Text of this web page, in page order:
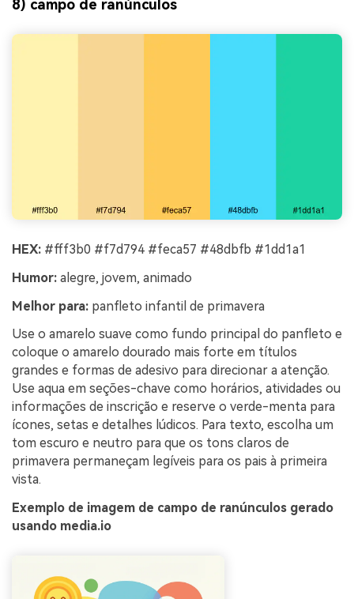
8) campo de ranúnculos
HEX: #fff3b0 #f7d794 #feca57 #48dbfb #1dd1a1
Humor: alegre, jovem, animado
Melhor para: panfleto infantil de primavera
Use o amarelo suave como fundo principal do panfleto e
coloque o amarelo dourado mais forte em títulos
grandes e formas de adesivo para direcionar a atenção.
Use aqua em seções-chave como horários, atividades ou
informações de inscrição e reserve o verde-menta para
ícones, setas e detalhes lúdicos. Para texto, escolha um
tom escuro e neutro para que os tons claros de
primavera permaneçam legíveis para os pais à primeira
vista.
Exemplo de imagem de campo de ranúnculos gerado
usando media.io